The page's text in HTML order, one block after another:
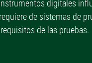
digitales
de sistemas de
de las pruebas.